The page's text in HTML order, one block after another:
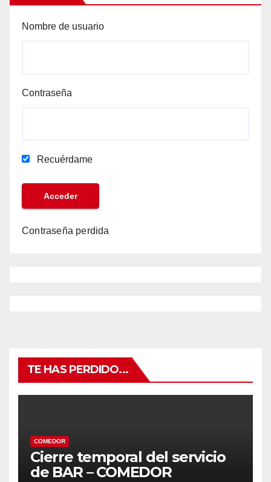
Nombre de usuario
Contraseña
Recuérdame
Contraseña perdida
TE HAS PERDIDO...
COMEDOR
Cierre temporal del servicio
de BAR – COMEDOR